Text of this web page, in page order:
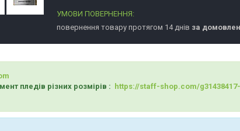
повернення товару протягом 14 днів за
пледів різних розмірів : https://staff-shop.com/